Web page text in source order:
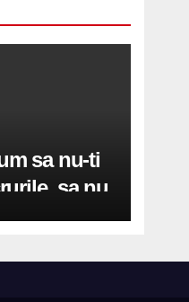
sa nu-ti
sa nu
sau sa